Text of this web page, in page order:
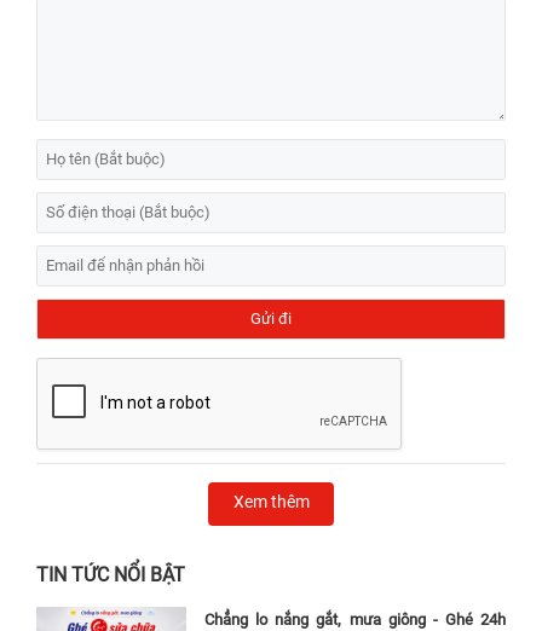
Xem thêm
TIN TỨC NỔI BẬT
Chẳng lo nắng gắt, mưa giông - Ghé 24h